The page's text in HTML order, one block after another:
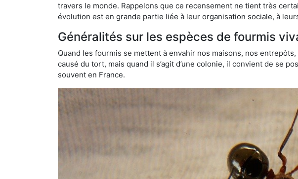
travers le monde. Rappelons que ce recensement ne tient très
évolution est en grande partie liée à leur organisation sociale, à
Généralités sur les espèces de fourmis
Quand les fourmis se mettent à envahir nos maisons, nos
causé du tort, mais quand il s’agit d’une colonie, il convient de se
souvent en France.